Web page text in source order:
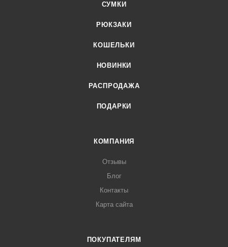
СУМКИ
РЮКЗАКИ
КОШЕЛЬКИ
НОВИНКИ
РАСПРОДАЖА
ПОДАРКИ
КОМПАНИЯ
Отзывы
Блог
Контакты
Карта сайта
ПОКУПАТЕЛЯМ